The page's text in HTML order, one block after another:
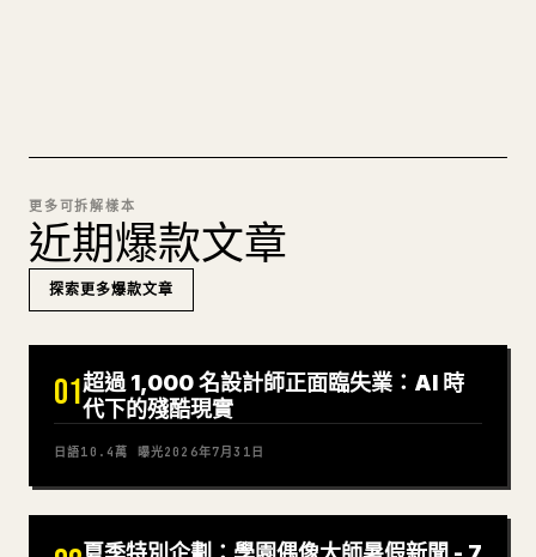
更多可拆解樣本
近期爆款文章
探索更多爆款文章
01超過 1,000 名設計師正面臨失業：AI 時
代下的殘酷現實
日語10.4萬 曝光2026年7月31日